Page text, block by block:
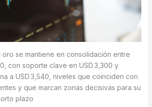
oro se mantiene en consolidación entre
con soporte clave en USD 3,300 y
a USD 3,540, niveles que coinciden con
y que marcan zonas decisivas para su
plazo